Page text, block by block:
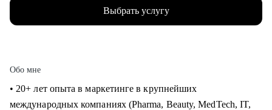
Выбрать услугу
Обо мне
• 20+ лет опыта в маркетинге в крупнейших
международных компаниях (Pharma, Beauty, MedTech, IT,